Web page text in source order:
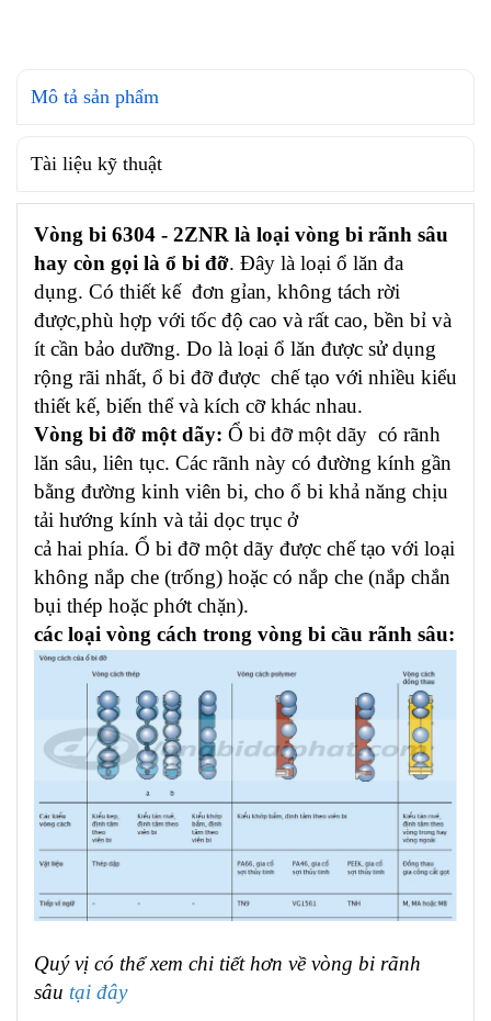
Mô tả sản phẩm
Tài liệu kỹ thuật
Vòng bi 6304 - 2ZNR là loại vòng bi rãnh sâu
hay còn gọi là ổ bi đỡ. Đây là loại ổ lăn đa
dụng. Có thiết kế đơn gỉan, không tách rời
được,phù hợp với tốc độ cao và rất cao, bền bỉ và
ít cần bảo dưỡng. Do là loại ổ lăn được sử dụng
rộng rãi nhất, ổ bi đỡ được chế tạo với nhiều kiểu
thiết kế, biến thể và kích cỡ khác nhau.
Vòng bi đỡ một dãy: Ổ bi đỡ một dãy có rãnh
lăn sâu, liên tục. Các rãnh này có đường kính gần
bằng đường kinh viên bi, cho ổ bi khả năng chịu
tải hướng kính và tải dọc trục ở
cả hai phía. Ổ bi đỡ một dãy được chế tạo với loại
không nắp che (trống) hoặc có nắp che (nắp chắn
bụi thép hoặc phớt chặn).
các loại vòng cách trong vòng bi cầu rãnh sâu:
Quý vị có thể xem chi tiết hơn về vòng bi rãnh
sâu tại đây